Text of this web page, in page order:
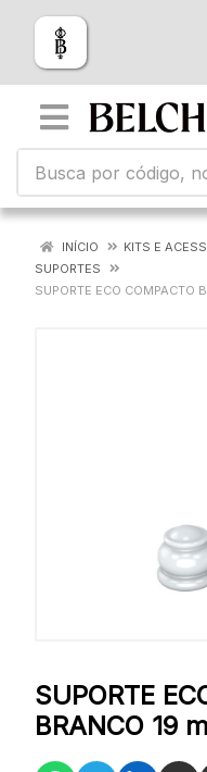
INÍCIO
KITS E
SUPORTES
SUPORTE ECO COMPACTO
SUPORTE
BRANCO 19